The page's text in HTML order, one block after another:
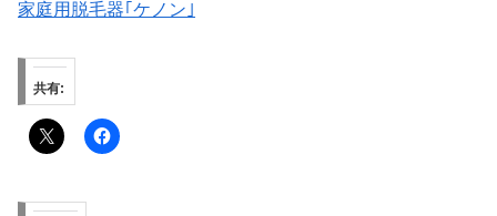
家庭用脱毛器｢ケノン｣
共有: